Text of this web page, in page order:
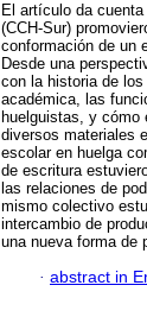
El artículo da
(CCH-Sur)
conformación de un
Desde una
con la historia de
académica, las
huelguistas, y cómo
diversos materiales
escolar en huelga
de escritura
las relaciones de
mismo colectivo
intercambio de
una nueva forma de
· abstract in